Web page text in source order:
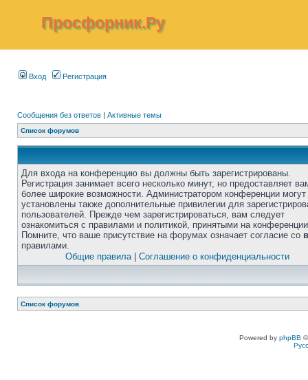
Просфорник.Ру
Вход Регистрация
Сообщения без ответов | Активные темы
Список форумов
Для входа на конференцию вы должны быть зарегистрированы.
Регистрация занимает всего несколько минут, но предоставляет
более широкие возможности. Администратором конференции
установлены также дополнительные привилегии для
пользователей. Прежде чем зарегистрироваться, вам следует
ознакомиться с правилами и политикой, принятыми на
Помните, что ваше присутствие на форумах означает согласие со
правилами.
Общие правила| Соглашение о конфиденциальности
Список форумов
Powered by phpBB